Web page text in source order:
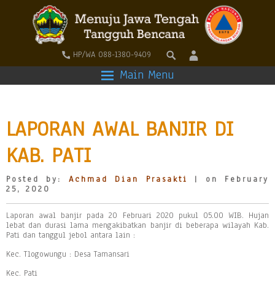
HP/WA 088-1380-9409
Main Menu
LAPORAN AWAL BANJIR DI
KAB. PATI
Posted by: Achmad Dian Prasakti
| on February
25, 2020
Laporan awal banjir pada 20 Februari 2020 pukul 05.00 WIB. Hujan
lebat dan durasi lama mengakibatkan banjir di beberapa wilayah Kab.
Pati dan tanggul jebol antara lain :
Kec. Tlogowungu : Desa Tamansari
Kec. Pati